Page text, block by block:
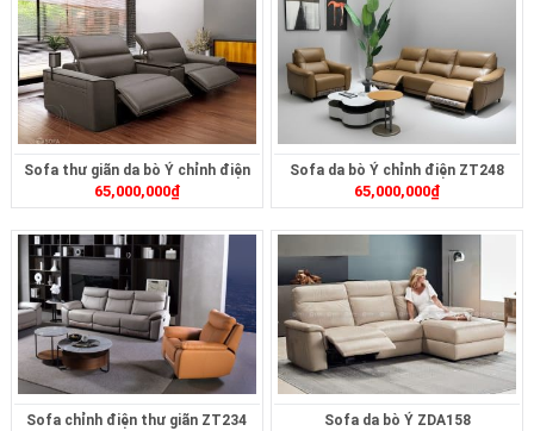
Sofa thư giãn da bò Ý chỉnh điện
ZDA1562
65,000,000₫
Sofa da bò Ý chỉnh điện ZT248
65,000,000₫
Sofa chỉnh điện thư giãn ZT234 Sofa da bò Ý ZDA158